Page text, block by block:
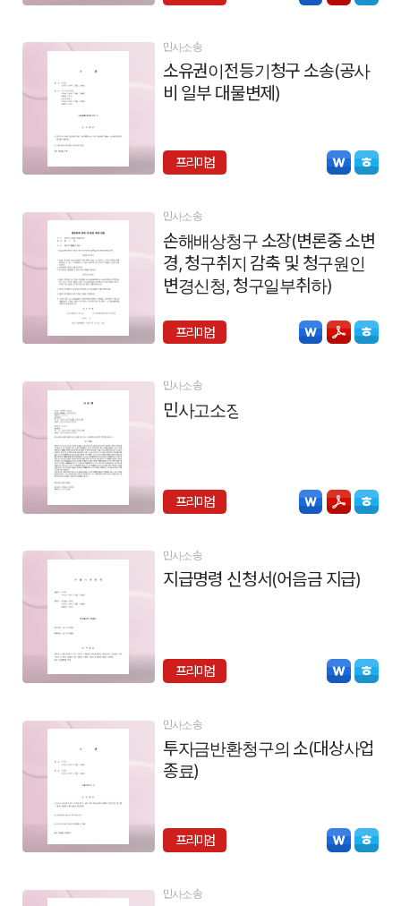
민사소송
소유권이전등기청구 소송(공사
비 일부 대물변제)
프리미엄
민사소송
손해배상청구 소장(변론중 소변
경, 청구취지 감축 및 청구원인
변경신청, 청구일부취하)
프리미엄
민사소송
민사고소장
프리미엄
민사소송
지급명령 신청서(어음금 지급)
프리미엄
민사소송
투자금반환청구의 소(대상사업
종료)
프리미엄
민사소송